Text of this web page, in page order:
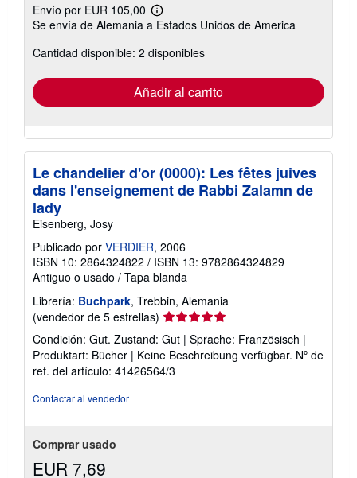
Envío por EUR 105,00
Más
información
las
tarifas
envío
Se envía de Alemania a Estados Unidos de America
Cantidad disponible: 2 disponibles
Añadir al carrito
Le chandelier d'or (0000): Les fêtes juives
dans l'enseignement de Rabbi Zalamn de
lady
Eisenberg, Josy
Publicado por VERDIER, 2006
ISBN 10: 2864324822 / ISBN 13: 9782864324829
Antiguo o usado / Tapa blanda
Librería: Buchpark, Trebbin, Alemania
(vendedor de 5 estrellas) Calificación
del
vendedor:
5
de
Condición: Gut. Zustand: Gut | Sprache: Französisch |
Produktart: Bücher | Keine Beschreibung verfügbar. Nº de
ref. del artículo: 41426564/3
Contactar al vendedor
Comprar usado
EUR 7,69